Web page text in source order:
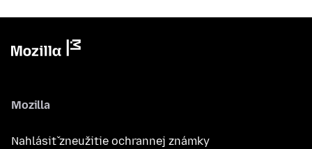
Mozilla
Nahlásiť zneužitie ochrannej známky